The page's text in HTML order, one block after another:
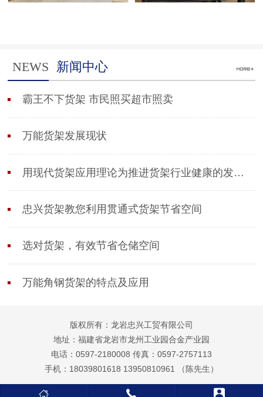
NEWS 新闻中心
霸王不下货架 市民照买超市照卖
万能货架发展现状
用现代货架应用理论为推进货架行业健康的发展作
忠兴货架教您利用贯通式货架节省空间
选对货架，有效节省仓储空间
万能角钢货架的特点及应用
版权所有：龙岩忠兴工贸有限公司
地址：福建省龙岩市龙州工业园合金产业园
电话：0597-2180008 传真：0597-2757113
手机：18039801618 13950810961 （陈先生）